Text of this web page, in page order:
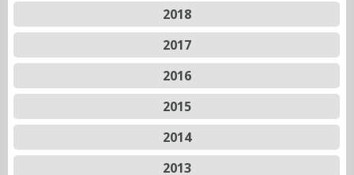
2018
2017
2016
2015
2014
2013